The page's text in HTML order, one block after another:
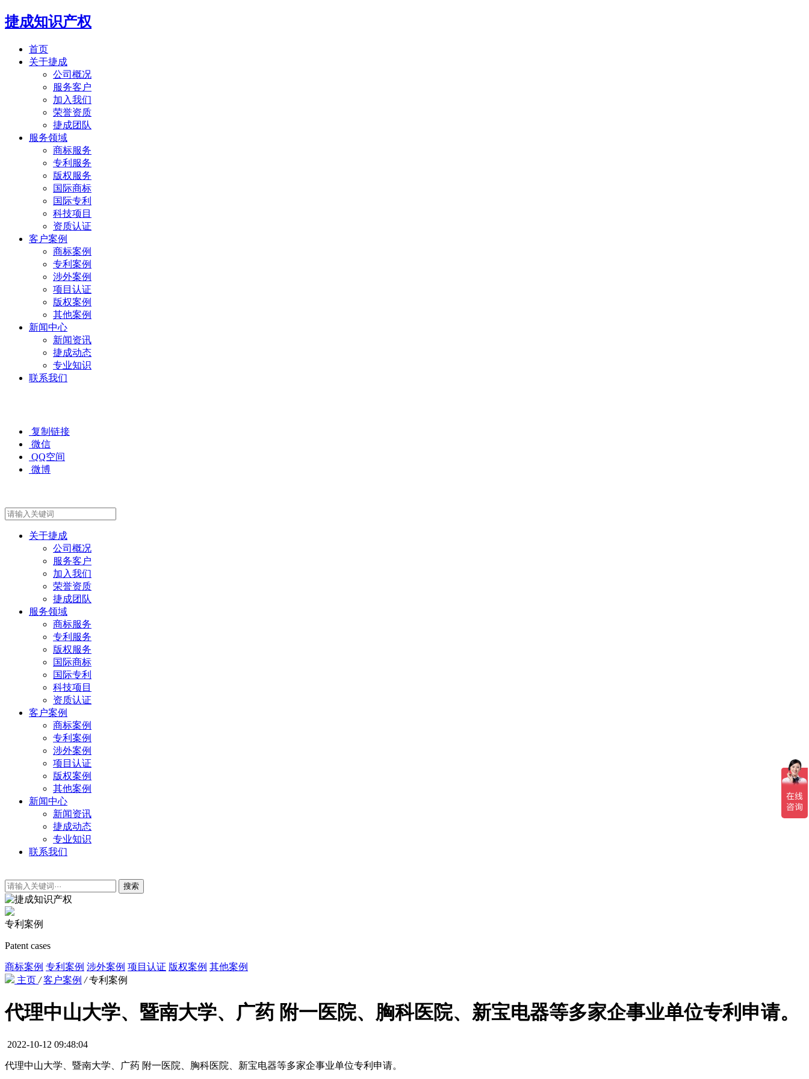
捷成知识产权
首页
关于捷成
公司概况
服务客户
加入我们
荣誉资质
捷成团队
服务领域
商标服务
专利服务
版权服务
国际商标
国际专利
科技项目
资质认证
客户案例
商标案例
专利案例
涉外案例
项目认证
版权案例
其他案例
新闻中心
新闻资讯
捷成动态
专业知识
联系我们
复制链接
微信
QQ空间
微博
关于捷成
公司概况
服务客户
加入我们
荣誉资质
捷成团队
服务领域
商标服务
专利服务
版权服务
国际商标
国际专利
科技项目
资质认证
客户案例
商标案例
专利案例
涉外案例
项目认证
版权案例
其他案例
新闻中心
新闻资讯
捷成动态
专业知识
联系我们
搜索
专利案例
Patent cases
商标案例 专利案例 涉外案例 项目认证 版权案例 其他案例
主页 / 客户案例 / 专利案例
代理中山大学、暨南大学、广药 附一医院、胸科医院、新宝电器等多家企事业单位专利申请。
2022-10-12 09:48:04
代理中山大学、暨南大学、广药 附一医院、胸科医院、新宝电器等多家企事业单位专利申请。